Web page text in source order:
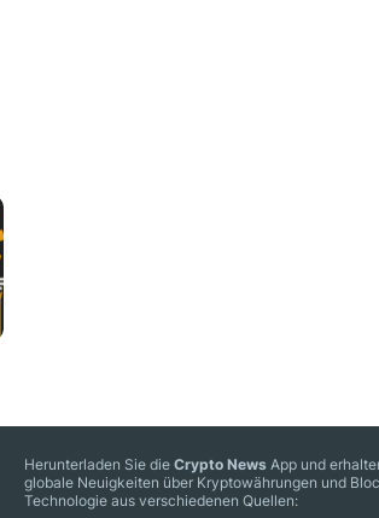
Herunterladen Sie dieCrypto News App und
globale Neuigkeiten über Kryptowährungen und
Technologie aus verschiedenen Quellen: